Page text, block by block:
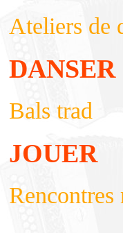
Ateliers de
DANSER
Bals trad
JOUER
Rencontres